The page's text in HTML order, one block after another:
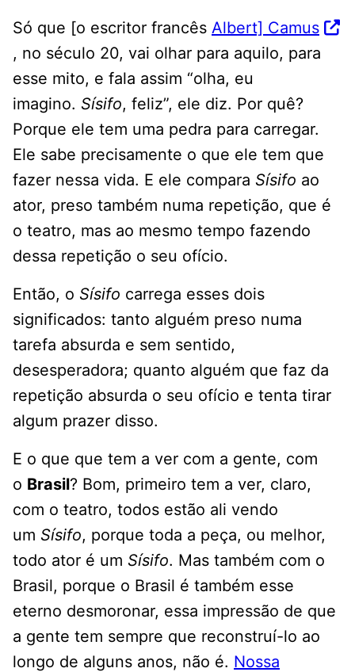
Só que [o escritor francês Albert] Camus
, no século 20, vai olhar para aquilo, para
esse mito, e fala assim “olha, eu
imagino. Sísifo, feliz”, ele diz. Por quê?
Porque ele tem uma pedra para carregar.
Ele sabe precisamente o que ele tem que
fazer nessa vida. E ele compara Sísifo ao
ator, preso também numa repetição, que é
o teatro, mas ao mesmo tempo fazendo
dessa repetição o seu ofício.
Então, o Sísifo carrega esses dois
significados: tanto alguém preso numa
tarefa absurda e sem sentido,
desesperadora; quanto alguém que faz da
repetição absurda o seu ofício e tenta tirar
algum prazer disso.
E o que que tem a ver com a gente, com
o Brasil? Bom, primeiro tem a ver, claro,
com o teatro, todos estão ali vendo
um Sísifo, porque toda a peça, ou melhor,
todo ator é um Sísifo. Mas também com o
Brasil, porque o Brasil é também esse
eterno desmoronar, essa impressão de que
a gente tem sempre que reconstruí-lo ao
longo de alguns anos, não é. Nossa